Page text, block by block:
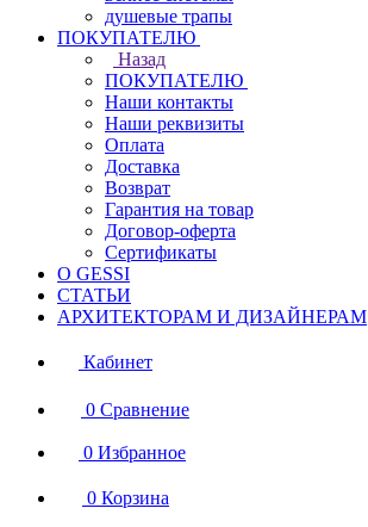
душевые трапы
ПОКУПАТЕЛЮ
Назад
ПОКУПАТЕЛЮ
Наши контакты
Наши реквизиты
Оплата
Доставка
Возврат
Гарантия на товар
Договор-оферта
Сертификаты
О GESSI
СТАТЬИ
АРХИТЕКТОРАМ И ДИЗАЙНЕРАМ
Кабинет
0 Сравнение
0 Избранное
0 Корзина